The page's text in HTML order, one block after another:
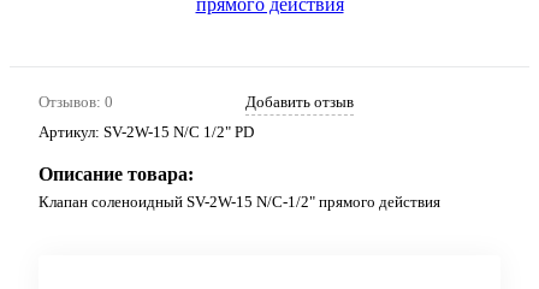
Отзывов: 0
Добавить отзыв
Артикул: SV-2W-15 N/C 1/2" PD
Описание товара:
Клапан соленоидный SV-2W-15 N/C-1/2" прямого действия